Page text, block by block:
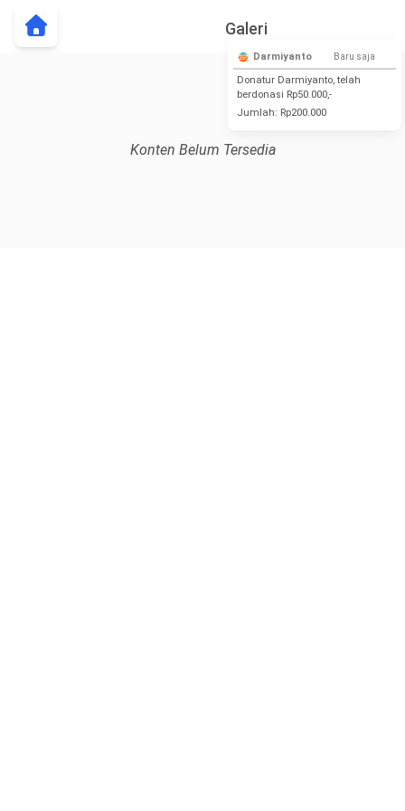
Galeri
Konten Belum Tersedia
Darmiyanto
Baru saja
Donatur Darmiyanto, telah
berdonasi Rp50.000,-
Jumlah: Rp200.000